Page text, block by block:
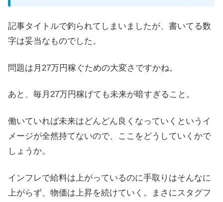
記事タイトルで釣られてしまいましたが、書いてる数
字は妥当なものでした。
問題は月27万円稼ぐための大変さですかね。
あと、毎月27万円稼げても未来が暗すぎること。
働いていれば未来はどんどん良くなっていくというイ
メージが全然持てないので、ここをどうしていくかで
しょうか。
インフレで給料は上がっているのに手取りはそんなに
上がらず、物価は上昇を続けていく。まさにスタグフ